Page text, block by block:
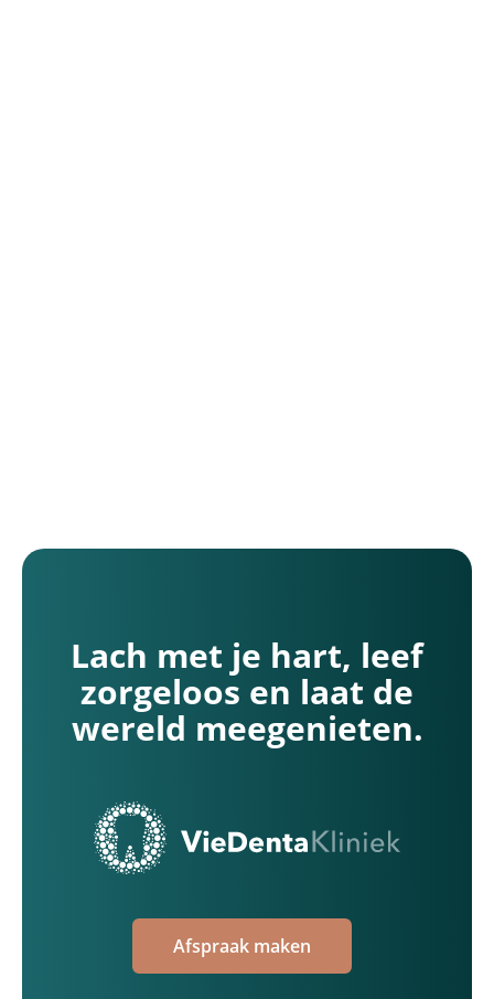
Lach met je hart, leef
zorgeloos en laat de
wereld meegenieten.
Afspraak maken